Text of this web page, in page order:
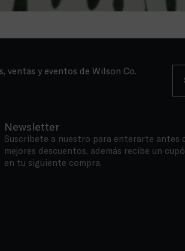
y eventos de Wilson Co.
Newsletter
Suscríbete a nuestro para enterarte antes
mejores descuentos, además recibe un
en tu siguiente compra.